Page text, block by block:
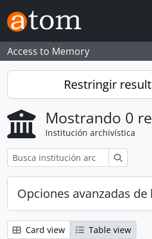
Skip to main content
Access to Memory
Restringir
Mostrando 0
Institución archivística
Opciones avanzadas de
Card view
Table view